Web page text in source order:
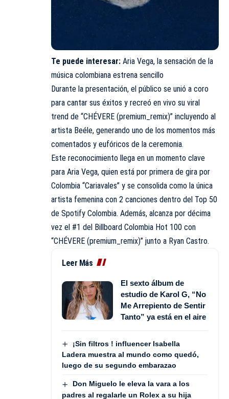
Te puede interesar: Aria Vega, la sensación de la
música colombiana estrena sencillo
Durante la presentación, el público se unió a coro
para cantar sus éxitos y recreó en vivo su viral
trend de “CHÉVERE (premium_remix)” incluyendo al
artista Beéle, generando uno de los momentos más
comentados y eufóricos de la ceremonia.
Este reconocimiento llega en un momento clave
para Aria Vega, quien está por primera de gira por
Colombia “Cariavales” y se consolida como la única
artista femenina con 2 canciones dentro del Top 50
de Spotify Colombia. Además, alcanza por décima
vez el #1 del Billboard Colombia Hot 100 con
“CHÉVERE (premium_remix)” junto a Ryan Castro.
Leer Más
El sexto álbum de
estudio de Karol G, “No
Me Arrepiento de Sentir
Tanto” ya está en el aire
¡Sin filtros ! influencer Isabella
Ladera muestra al mundo como quedó,
luego de su segundo embarazao
Don Miguelo le eleva la vara a los
padres al regalarle un Rolex a su hija